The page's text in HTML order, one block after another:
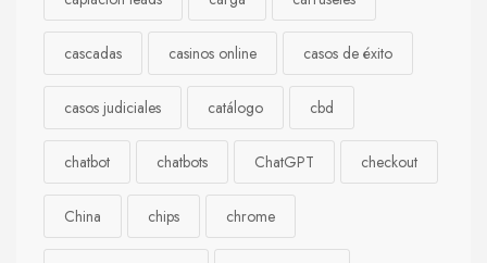
cascadas casinos online casos de éxito
casos judiciales catálogo cbd
chatbot chatbots ChatGPT checkout
China chips chrome